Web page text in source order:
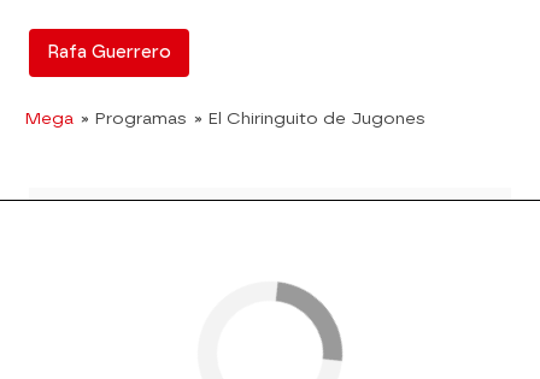
Rafa Guerrero
Mega » Programas » El Chiringuito de Jugones